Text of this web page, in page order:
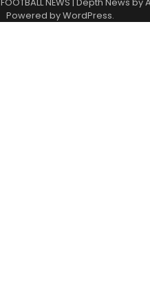
Powered byWordPress.